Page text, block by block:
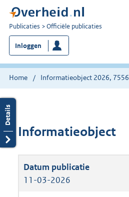
U
bent
nu
hier:
Publicaties Officiële publicaties
Inloggen
Home Informatieobject 2026, 7556
Informatieobject
11-03-2026